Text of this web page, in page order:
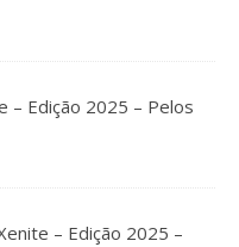
– Edição 2025 – Pelos
– Edição 2025 –